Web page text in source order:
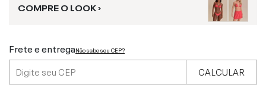
COMPRE O LOOK ›
Frete e entregaNão sabe seu CEP?
CALCULAR